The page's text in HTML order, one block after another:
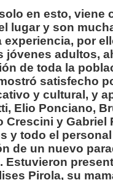
en esto, viene
lugar y son
por
jóvenes adultos,
de toda la
satisfecho
y cultural, y
Elio Ponciano,
Crescini y Gabriel
y todo el
de un nuevo
Estuvieron
Pirola, su